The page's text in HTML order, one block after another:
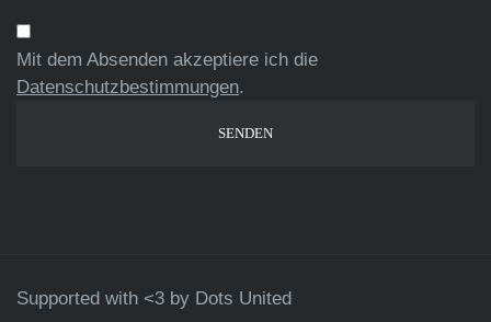
Mit dem Absenden akzeptiere ich die
Datenschutzbestimmungen.
Supported with <3 by Dots United